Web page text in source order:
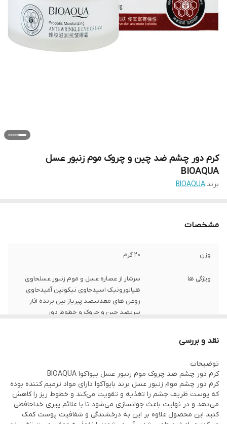
کرم دور چشم ضد چین و چروک موم زنبور عسل
BIOAQUA
برند:BIOAQUA
مشخصات
وزن 20 گرم
ویژگی ها
سرشار از عصاره عسل و موم زنبور عسلحاوی
هیالورونیک اسیدحاوی نیکوتین آمیدحاوی
روغن های معدنیضد پیریاز بین برنده اثار
پیریضد چین و چروک و خطوط دور
نقد و بررسی
توضیحات
کرم دور چشم ضد چروک موم زنبور عسل بیوآکوا BIOAQUA
کرم دور چشم موم زنبور عسل برند بایوآکوا دارای مواد ترمیم کننده بوده
که پوست ظریف چشم را تغذیه و تقویت می‌کند و خطوط ریز را کاهش
می‌دهد و در نهایت باعث جوانسازی می‌شود تا با علائم پیری خداحافظی
کنید.این محصول علاوه بر این به درخشندگی و شفافیت پوست کمک